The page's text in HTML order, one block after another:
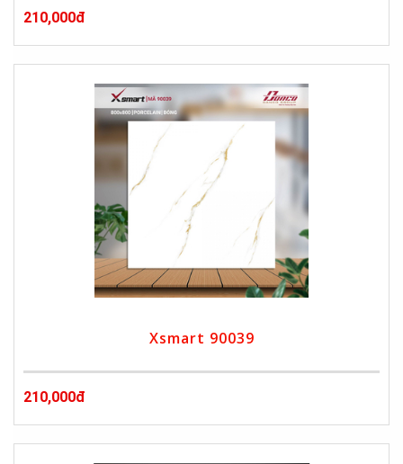
210,000đ
Xsmart 90039
210,000đ